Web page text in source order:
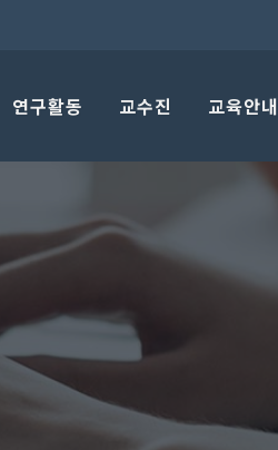
연구활동 교수진 교육안내